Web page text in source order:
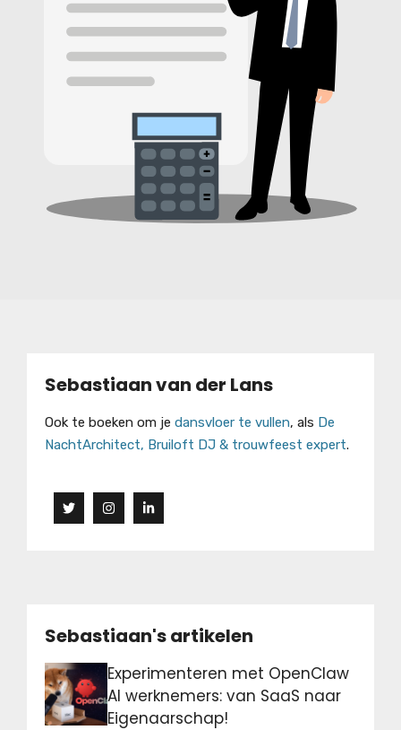
Sebastiaan van der Lans
Ook te boeken om je dansvloer te vullen, als De
NachtArchitect, Bruiloft DJ & trouwfeest expert.
Sebastiaan's artikelen
Experimenteren met OpenClaw
AI werknemers: van SaaS naar
Eigenaarschap!